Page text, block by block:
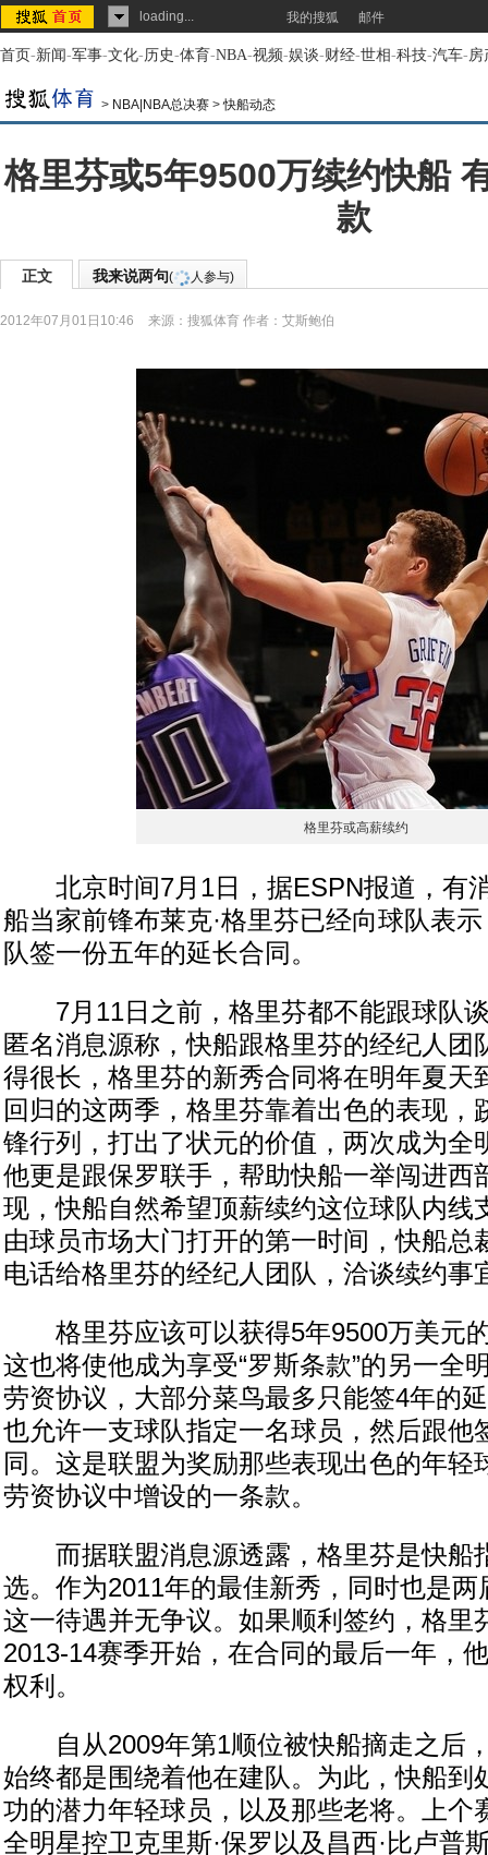
loading... 我的搜狐 邮件
首页-新闻-军事-文化-历史-体育-NBA-视频-娱谈-财经-世相-科技-汽车-房
> NBA|NBA总决赛 >快船动态
格里芬或5年9500万续约快船
款
正文 我来说两句( 人参与)
2012年07月01日10:46 来源： 搜狐体育 作者：艾斯鲍伯
格里芬或高薪续约
北京时间7月1日，据ESPN报道，有
船当家前锋布莱克·格里芬已经向球队表
队签一份五年的延长合同。
7月11日之前，格里芬都不能跟球队
匿名消息源称，快船跟格里芬的经纪人团
得很长，格里芬的新秀合同将在明年夏天
回归的这两季，格里芬靠着出色的表现，
锋行列，打出了状元的价值，两次成为全
他更是跟保罗联手，帮助快船一举闯进西
现，快船自然希望顶薪续约这位球队内线
由球员市场大门打开的第一时间，快船总
电话给格里芬的经纪人团队，洽谈续约事
格里芬应该可以获得5年9500万美元
这也将使他成为享受“罗斯条款”的另一全
劳资协议，大部分菜鸟最多只能签4年的
也允许一支球队指定一名球员，然后跟他
同。这是联盟为奖励那些表现出色的年轻
劳资协议中增设的一条款。
而据联盟消息源透露，格里芬是快船
选。作为2011年的最佳新秀，同时也是
这一待遇并无争议。如果顺利签约，格里
2013-14赛季开始，在合同的最后一年，
权利。
自从2009年第1顺位被快船摘走之后
始终都是围绕着他在建队。为此，快船到
功的潜力年轻球员，以及那些老将。上个
全明星控卫克里斯·保罗以及昌西·比卢普